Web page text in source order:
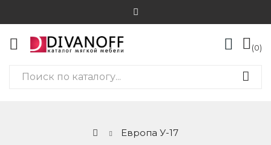
0
Европа У-17